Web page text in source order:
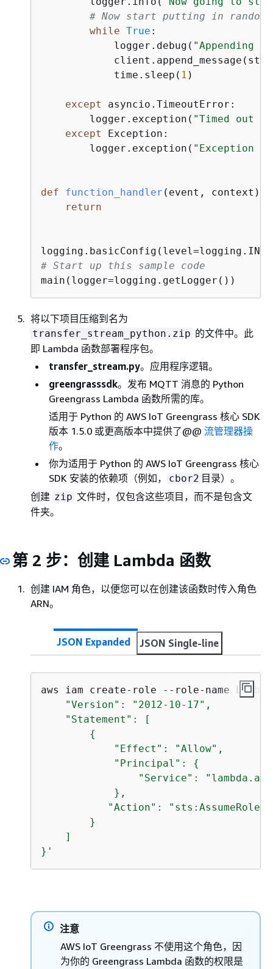
# Now start putting in random
while True :
            logger.debug(
"Appending
            time.sleep(
1 )
except
asyncio.TimeoutError:
        logger.exception(
"Timed out
except
Exception:
        logger.exception(
"Exception
def function_handler ( event, context ):
return
# Start up this sample code
main(logger=logging.getLogger())
将以下项目压缩到名为
transfer_stream_python.zip 的文件中。此
即 Lambda 函数部署程序包。
transfer_stream.py。应用程序逻辑。
greengrasssdk。发布 MQTT 消息的 Python
Greengrass Lambda 函数所需的库。
适用于 Python 的 AWS IoT Greengrass 核心 SDK
版本 1.5.0 或更高版本中提供了@@ 流管理器操
作。
你为适用于 Python 的 AWS IoT Greengrass 核心
SDK 安装的依赖项（例如，
cbor2 目录）。
创建 zip 文件时，仅包含这些项目，而不是包含文
件夹。
第 2 步：创建 Lambda 函数
创建 IAM 角色，以便您可以在创建该函数时传入角色
ARN。
JSON Expanded JSON Single-line
aws iam create-role --role-name
    "Version": "2012-10-17",
    "Statement": [
{
            "Effect": "Allow",
            "Principal":
{
"Service":
            },
           "Action": "sts:AssumeRole"
        }
    ]
}'
注意
AWS IoT Greengrass 不使用这个角色，因
为你的 Greengrass Lambda 函数的权限是